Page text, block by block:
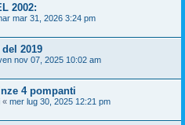
2002:
mar 31, 2026 3:24 pm
2019
nov 07, 2025 10:02 am
4 pompanti
« mer lug 30, 2025 12:21 pm